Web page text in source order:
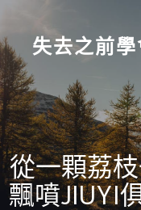
content
失去之前
從一顆荔
飄噴JIUYI